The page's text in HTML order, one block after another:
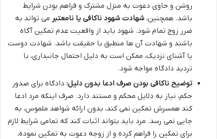
روشن و حاوی دعوت به منزل مشترک و فراهم بودن شرایط
باشد. همچنین، شهادت شهود ناکافی یا نامعتبر می تواند به
ضرر زوج تمام شود. شهود باید از واقعیت عدم تمکین آگاه
باشند و شهادت آن ها منطبق با حقیقت باشد. شهادت دوست
یا آشنای نزدیک، ممکن است به دلیل احتمال جانبداری، با
تردید دادگاه مواجه شود.
توضیح ناکافی بودن صرف ادعا بدون دلیل: دادگاه برای صدور
حکم، نیاز به دلایل محکم و مستند دارد. صرف اینکه مرد ادعا
کند همسرش تمکین نمی کند، بدون ارائه شواهد ملموس، به
جایی نمی رسد. مرد باید بتواند اثبات کند که تمامی شرایط لازم
برای تمکین را فراهم کرده و از زوجه دعوت به تمکین نموده،